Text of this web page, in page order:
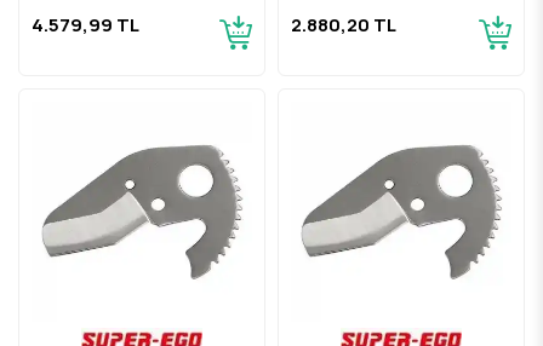
4.579,99 TL 2.880,20 TL